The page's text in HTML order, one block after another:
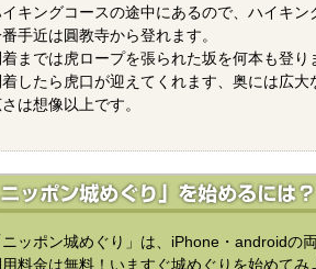
キングコースの途中にあるので、ハイキン
手近は圓教寺から登れます。
までは虎ロープを張られた坂を何本も登り
したら虎口が迎えてくれます、奥には広大
は想像以上です。
ニッポン城めぐり」は、iPhone・androidの
料金は無料！いますぐ城めぐりを始めてみ